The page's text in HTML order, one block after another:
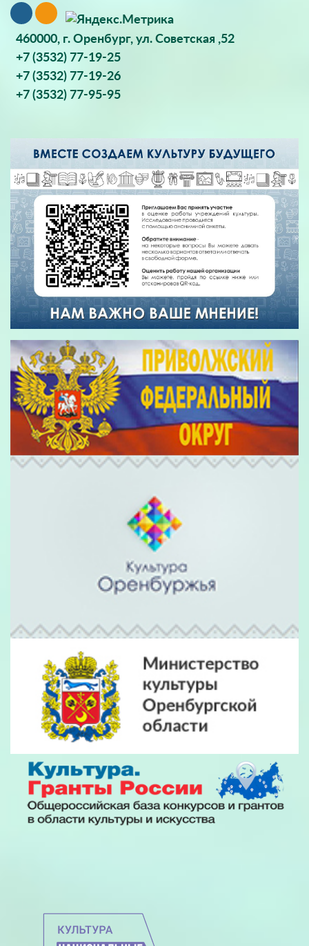
460000, г. Оренбург, ул. Советская ,52
+7 (3532) 77-19-25
+7 (3532) 77-19-26
+7 (3532) 77-95-95